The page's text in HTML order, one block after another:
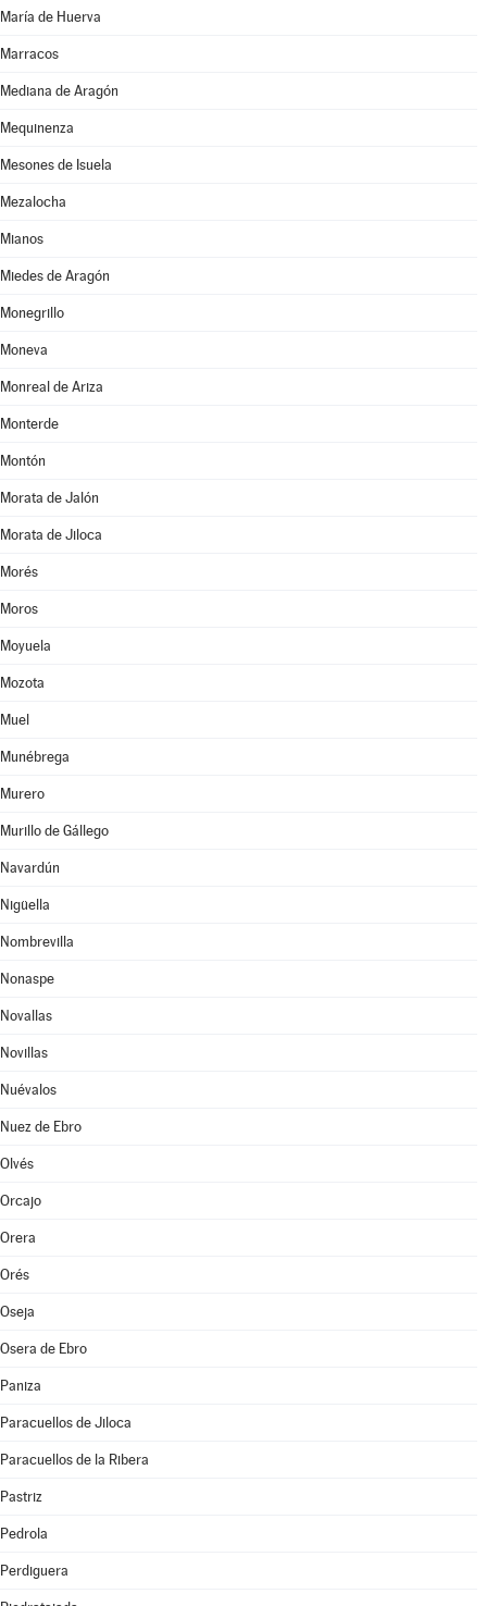
María de Huerva
Marracos
Mediana de Aragón
Mequinenza
Mesones de Isuela
Mezalocha
Mianos
Miedes de Aragón
Monegrillo
Moneva
Monreal de Ariza
Monterde
Montón
Morata de Jalón
Morata de Jiloca
Morés
Moros
Moyuela
Mozota
Muel
Munébrega
Murero
Murillo de Gállego
Navardún
Nigüella
Nombrevilla
Nonaspe
Novallas
Novillas
Nuévalos
Nuez de Ebro
Olvés
Orcajo
Orera
Orés
Oseja
Osera de Ebro
Paniza
Paracuellos de Jiloca
Paracuellos de la Ribera
Pastriz
Pedrola
Perdiguera